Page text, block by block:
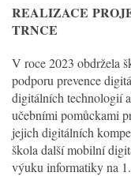
REALIZACE
TRNCE
V roce 2023 obdržela
podporu prevence
digitálních technologií
učebními pomůckami
jejich digitálních
škola další mobilní
výuku informatiky na